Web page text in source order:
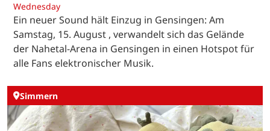
Wednesday
Ein neuer Sound hält Einzug in Gensingen: Am
Samstag, 15. August , verwandelt sich das Gelände
der Nahetal-Arena in Gensingen in einen Hotspot für
alle Fans elektronischer Musik.
Simmern